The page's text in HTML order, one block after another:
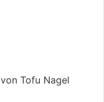
von Tofu Nagel